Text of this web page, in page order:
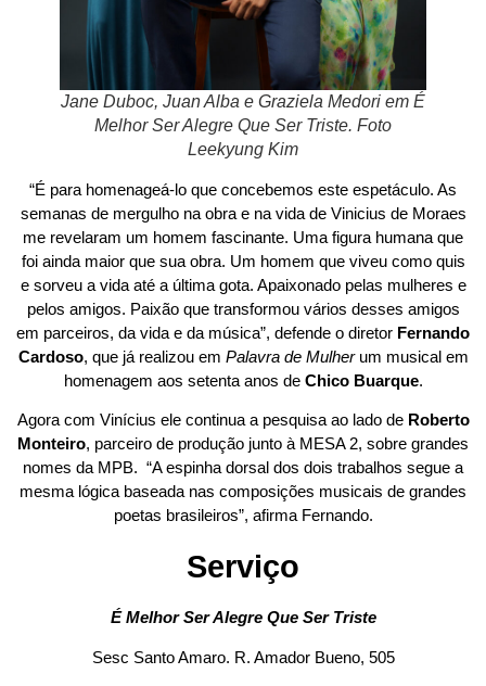
Jane Duboc, Juan Alba e Graziela Medori em É
Melhor Ser Alegre Que Ser Triste. Foto
Leekyung Kim
“É para homenageá-lo que concebemos este espetáculo. As
semanas de mergulho na obra e na vida de Vinicius de Moraes
me revelaram um homem fascinante. Uma figura humana que
foi ainda maior que sua obra. Um homem que viveu como quis
e sorveu a vida até a última gota. Apaixonado pelas mulheres e
pelos amigos. Paixão que transformou vários desses amigos
em parceiros, da vida e da música”, defende o diretor Fernando
Cardoso, que já realizou em Palavra de Mulherum musical em
homenagem aos setenta anos de Chico Buarque.
Agora com Vinícius ele continua a pesquisa ao lado de Roberto
Monteiro, parceiro de produção junto à MESA 2, sobre grandes
nomes da MPB. “A espinha dorsal dos dois trabalhos segue a
mesma lógica baseada nas composições musicais de grandes
poetas brasileiros”, afirma Fernando.
Serviço
É Melhor Ser Alegre Que Ser Triste
Sesc Santo Amaro. R. Amador Bueno, 505